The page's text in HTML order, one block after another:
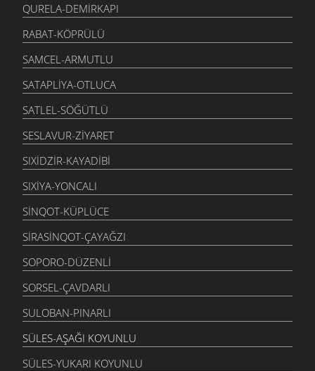
QURELA-DEMIRKAPI
RABAT-KÖPRÜLÜ
SAMCEL-ARMUTLU
SATAPLIYA-OTLUCA
SATLEL-SÖĞÜTLÜ
SESLAVUR-ZIYARET
SIXIDZIR-KAYADIBI
SIXIYA-YONCALI
SINQOT-KÜPLÜCE
SIRASINQOT-ÇAYAĞZI
SOPORO-DÜZENLI
SORSEL-ÇAVDARLI
SULOBAN-PINARLI
SÜLES-AŞAĞI KOYUNLU
SÜLES-YUKARI KOYUNLU